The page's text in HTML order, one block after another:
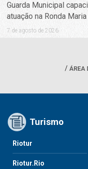
Guarda Municipal
atuação na Ronda
7 de agosto de 2026
ÁREA
Turismo
Riotur
Riotur.Rio